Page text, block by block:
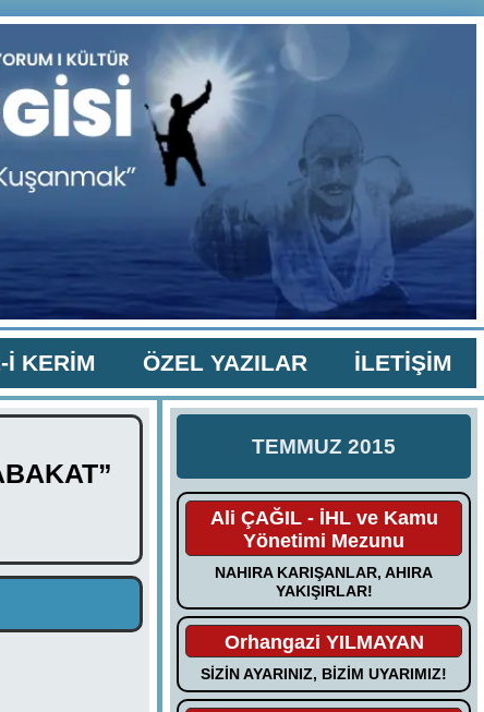
İ KERİM ÖZEL YAZILAR İLETİŞİM
TEMMUZ 2015
Ali ÇAĞIL - İHL ve Kamu
Yönetimi Mezunu
NAHIRA KARIŞANLAR, AHIRA
YAKIŞIRLAR!
Orhangazi YILMAYAN
SİZİN AYARINIZ, BİZİM UYARIMIZ!